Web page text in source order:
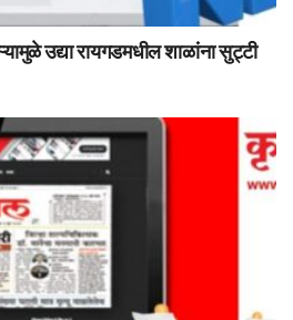
उद्या रायगडमधील शाळांना सुट्टी